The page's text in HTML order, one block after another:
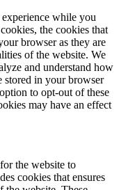
while you
the cookies that
browser as they are
of the website. We
and understand how
stored in your browser
to opt-out of these
may have an effect
the website to
cookies that ensures